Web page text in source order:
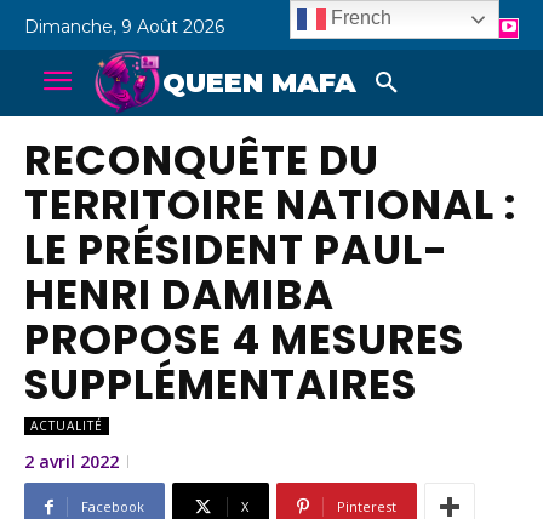
Dimanche, 9 Août 2026
QUEEN MAFA
RECONQUÊTE DU
TERRITOIRE NATIONAL :
LE PRÉSIDENT PAUL-
HENRI DAMIBA
PROPOSE 4 MESURES
SUPPLÉMENTAIRES
ACTUALITÉ
2 avril 2022
Facebook X Pinterest
French